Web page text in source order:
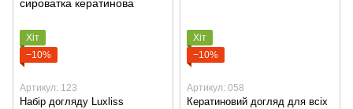
Хіт
−10%
Артикул: 123
Набір догляду Luxliss
Хіт
−10%
Артикул: 058
Кератиновий догляд для всіх